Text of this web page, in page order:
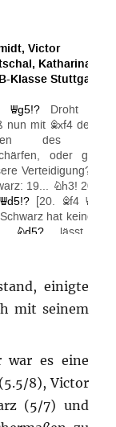
einigte
mit seinem
war es eine
8), Victor
(5/7) und